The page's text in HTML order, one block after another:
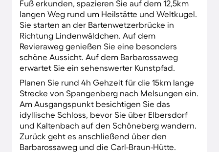
Fuß erkunden, spazieren Sie auf dem 12,5km
langen Weg rund um Heilstätte und Weltkugel.
Sie starten an der Bartenwetzerbrücke in
Richtung Lindenwäldchen. Auf dem
Revieraweg genießen Sie eine besonders
schöne Aussicht. Auf dem Barbarossaweg
erwartet Sie ein sehenswerter Kunstpfad.
Planen Sie rund 4h Gehzeit für die 15km lange
Strecke von Spangenberg nach Melsungen ein.
Am Ausgangspunkt besichtigen Sie das
idyllische Schloss, bevor Sie über Elbersdorf
und Kaltenbach auf den Schöneberg wandern.
Zurück geht es anschließend über den
Barbarossaweg und die Carl-Braun-Hütte.